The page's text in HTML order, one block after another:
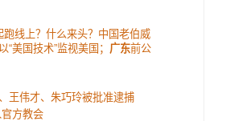
跑线上？什么来头？中国老伯威
美国技术”监视美国； 广东前公
王伟才、朱巧玲被批准逮捕
方教会